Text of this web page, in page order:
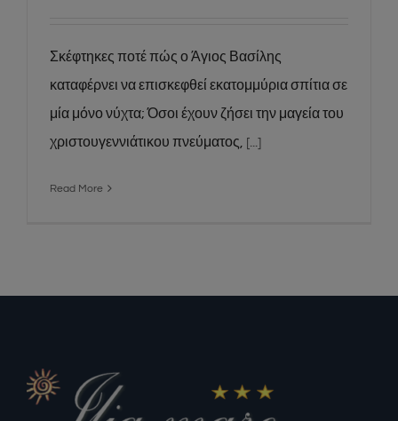
Σκέφτηκες ποτέ πώς ο Άγιος Βασίλης
καταφέρνει να επισκεφθεί εκατομμύρια σπίτια σε
μία μόνο νύχτα; Όσοι έχουν ζήσει την μαγεία του
χριστουγεννιάτικου πνεύματος, [...]
Read More